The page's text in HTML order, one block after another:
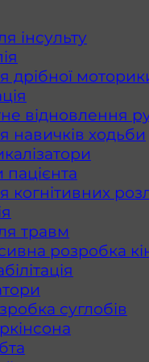
інсульту
дрібної
відновлення
навичків ходьби
когнітивних
травм
розробка
суглобів